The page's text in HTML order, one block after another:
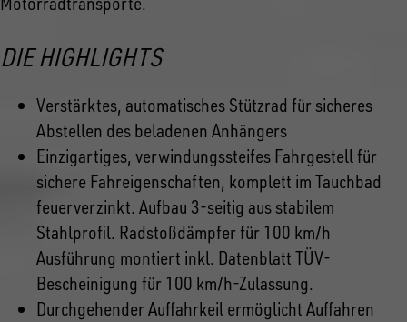
DIE HIGHLIGHTS
Verstärktes, automatisches Stützrad für sicheres
Abstellen des beladenen Anhängers
Einzigartiges, verwindungssteifes Fahrgestell für
sichere Fahreigenschaften, komplett im Tauchbad
feuerverzinkt. Aufbau 3-seitig aus stabilem
Stahlprofil. Radstoßdämpfer für 100 km/h
Ausführung montiert inkl. Datenblatt TÜV-
Bescheinigung für 100 km/h-Zulassung.
Durchgehender Auffahrkeil ermöglicht Auffahren